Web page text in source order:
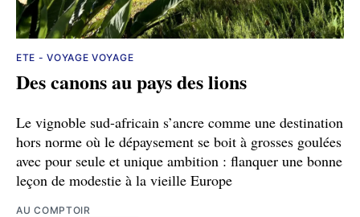
ETE - VOYAGE VOYAGE
Des canons au pays des lions
Le vignoble sud-africain s’ancre comme une destination
hors norme où le dépaysement se boit à grosses goulées
avec pour seule et unique ambition : flanquer une bonne
leçon de modestie à la vieille Europe
AU COMPTOIR